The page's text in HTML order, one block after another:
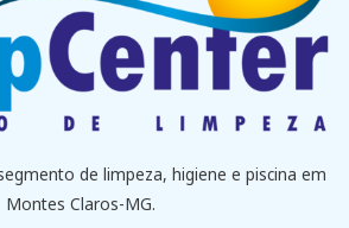
de limpeza, higiene e piscina em
Montes Claros-MG.